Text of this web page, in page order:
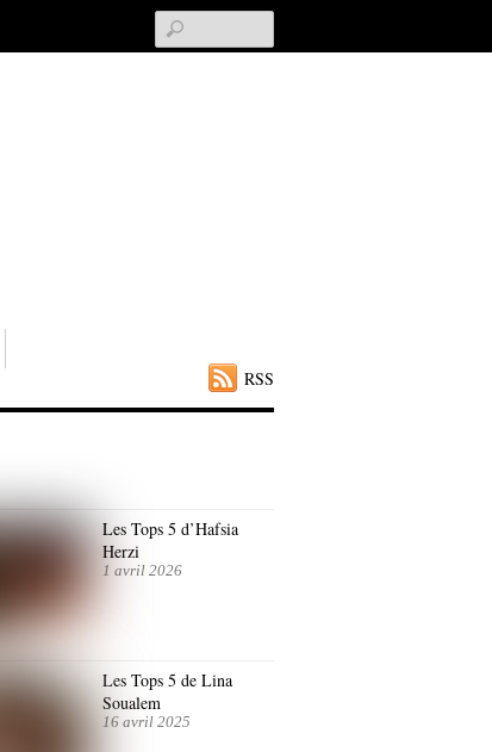
RSS
Les Tops 5 d’Hafsia
Herzi
1 avril 2026
Les Tops 5 de Lina
Soualem
16 avril 2025